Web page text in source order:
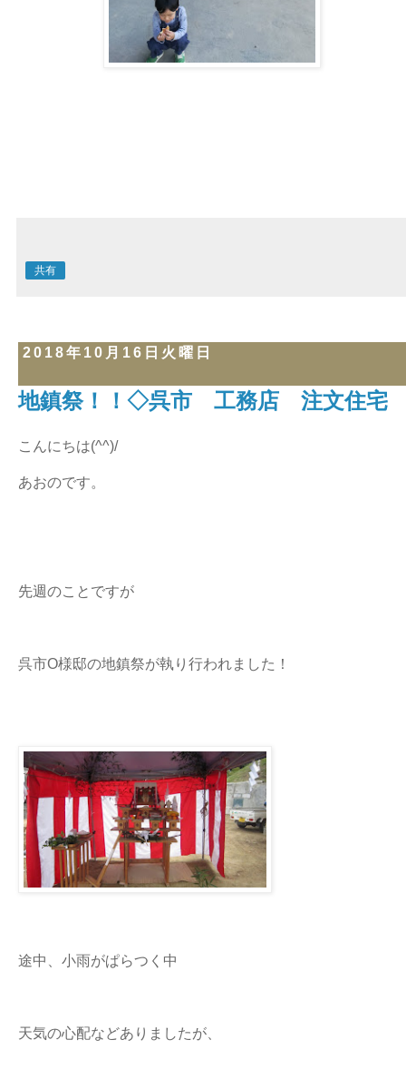
共有
2018年10月16日火曜日
地鎮祭！！◇呉市 工務店 注文住宅
こんにちは(^^)/
あおのです。
先週のことですが
呉市O様邸の地鎮祭が執り行われました！
途中、小雨がぱらつく中
天気の心配などありましたが、